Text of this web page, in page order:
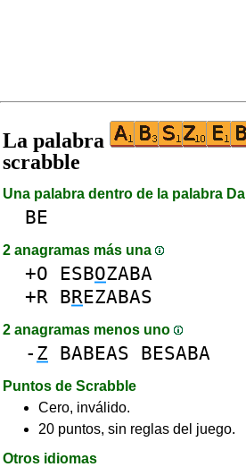
La palabra
scrabble
Una palabra dentro de la palabra DaI
BE
2 anagramas más una
+O ESBOZABA
+R BREZABAS
2 anagramas menos uno
- Z BABEAS BESABA
Puntos de Scrabble
Cero, inválido.
20 puntos, sin reglas del juego.
Otros idiomas